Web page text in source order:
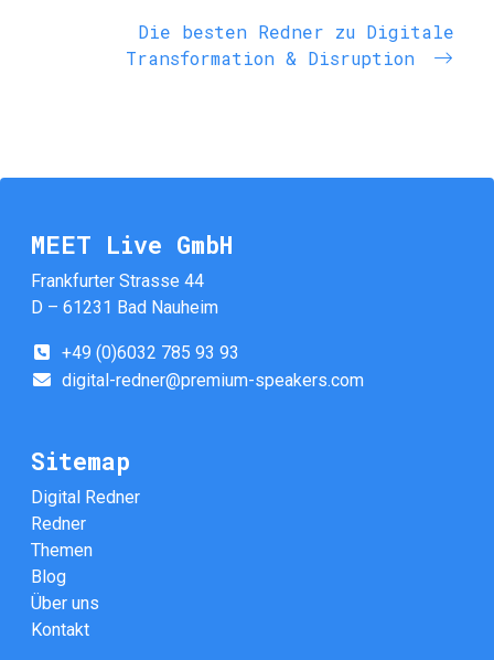
Die besten Redner zu Digitale
Transformation & Disruption
MEET Live GmbH
Frankfurter Strasse 44
D – 61231 Bad Nauheim
+49 (0)6032 785 93 93
digital-redner@premium-speakers.com
Sitemap
Digital Redner
Redner
Themen
Blog
Über uns
Kontakt